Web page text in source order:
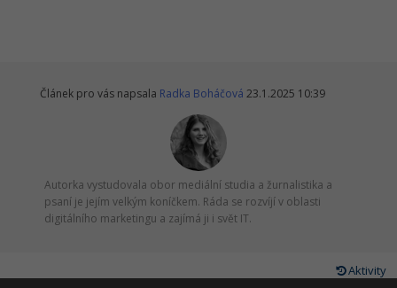
Článek pro vás napsala Radka Boháčová 23.1.2025 10:39
Autorka vystudovala obor mediální studia a žurnalistika a
psaní je jejím velkým koníčkem. Ráda se rozvíjí v oblasti
digitálního marketingu a zajímá ji i svět IT.
Aktivity